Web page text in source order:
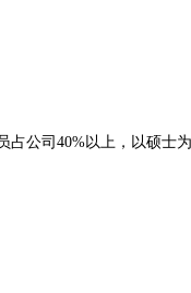
公司40%以上，以硕士